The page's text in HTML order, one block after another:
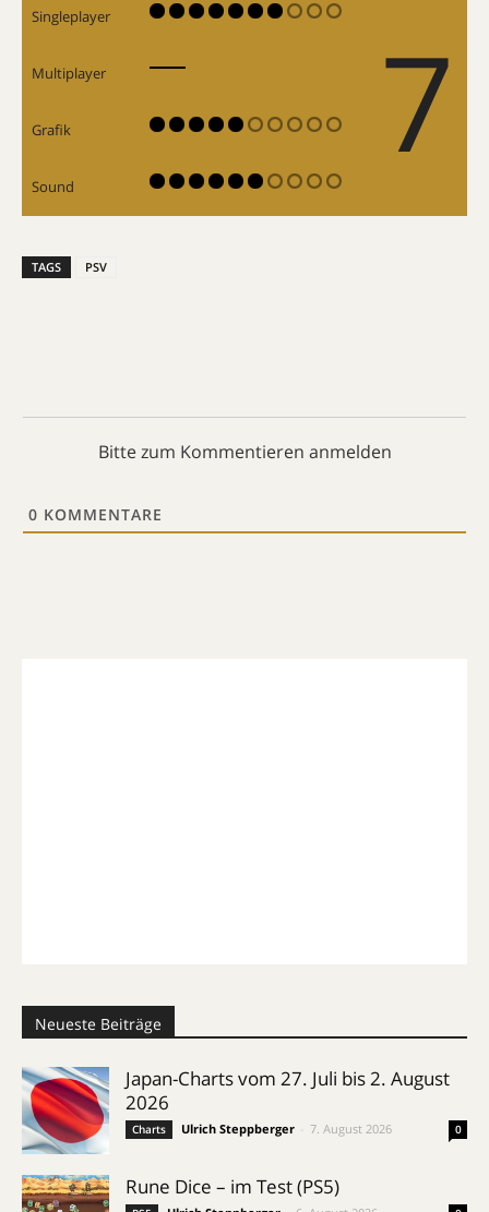
Singleplayer 7
Multiplayer
Grafik
Sound
TAGS PSV
Bitte zum Kommentieren anmelden
0 KOMMENTARE
Neueste Beiträge
Japan-Charts vom 27. Juli bis 2. August
2026
Charts Ulrich Steppberger 7. August 2026 0
Rune Dice – im Test (PS5)